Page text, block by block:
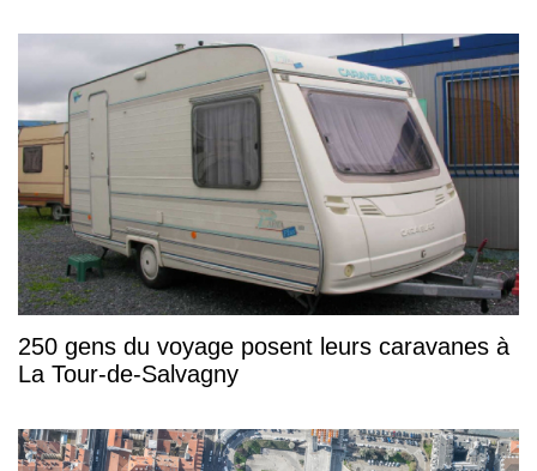
250 gens du voyage posent leurs caravanes à
La Tour-de-Salvagny